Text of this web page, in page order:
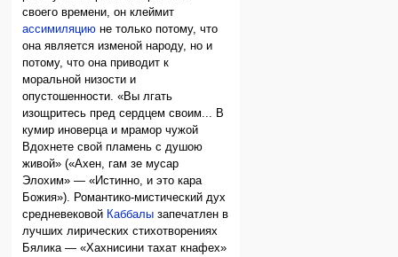
своего времени, он клеймит
ассимиляцию не только потому, что
она является изменой народу, но и
потому, что она приводит к
моральной низости и
опустошенности. «Вы лгать
изощритесь пред сердцем своим... В
кумир иноверца и мрамор чужой
Вдохнете свой пламень с душою
живой» («Ахен, гам зе мусар
Элохим» — «Истинно, и это кара
Божия»). Романтико-мистический дух
средневековой Каббалы запечатлен в
лучших лирических стихотворениях
Бялика — «Хахнисини тахат кнафех»